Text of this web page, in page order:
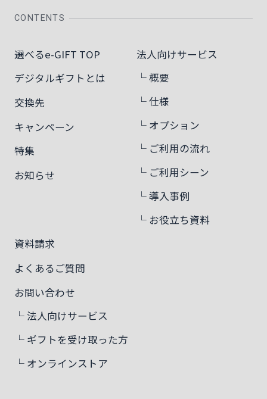
CONTENTS
選べるe-GIFT TOP
デジタルギフトとは
交換先
キャンペーン
特集
お知らせ
法人向けサービス
└ 概要
└ 仕様
└ オプション
└ ご利用の流れ
└ ご利用シーン
└ 導入事例
└ お役立ち資料
資料請求
よくあるご質問
お問い合わせ
└ 法人向けサービス
└ ギフトを受け取った方
└ オンラインストア